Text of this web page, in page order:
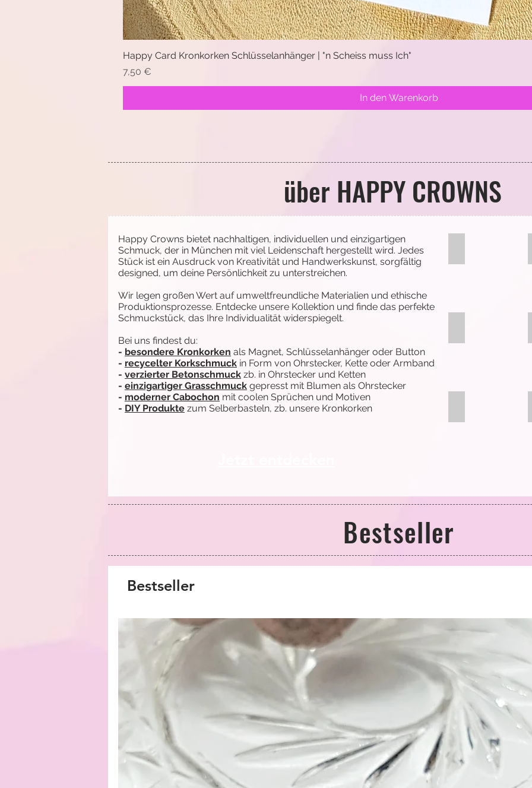
Schnellansicht
Happy Card Kronkorken Schlüsselanhänger | "n Scheiss muss Ich"
Preis
7,50 €
In den Warenkorb
über HAPPY CROWNS
Happy Crowns bietet nachhaltigen, individuellen und einzigartigen
Schmuck, der in München mit viel Leidenschaft hergestellt wird. Jedes
Stück ist ein Ausdruck von Kreativität und Handwerkskunst, sorgfältig
designed, um deine Persönlichkeit zu unterstreichen.
Wir legen großen Wert auf umweltfreundliche Materialien und ethische
Produktionsprozesse. Entdecke unsere Kollektion und finde das perfekte
Schmuckstück, das Ihre Individualität widerspiegelt.
Bei uns findest du:
- besondere Kronkorken als Magnet, Schlüsselanhänger oder Button
- recycelter Korkschmuck in Form von Ohrstecker, Kette oder Armband
- verzierter Betonschmuck zb. in Ohrstecker und Ketten
- einzigartiger Grasschmuck gepresst mit Blumen als Ohrstecker
- moderner Cabochon mit coolen Sprüchen und Motiven
- DIY Produkte zum Selberbasteln, zb. unsere Kronkorken
Bestseller
Bestseller